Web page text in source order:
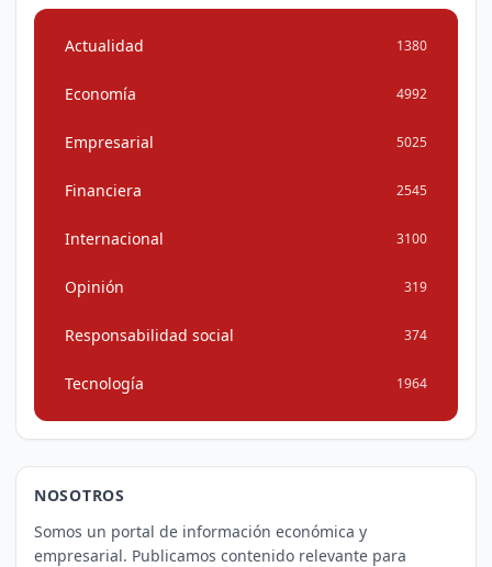
Actualidad 1380
Economía 4992
Empresarial 5025
Financiera 2545
Internacional 3100
Opinión 319
Responsabilidad social 374
Tecnología 1964
NOSOTROS
Somos un portal de información económica y
empresarial. Publicamos contenido relevante para